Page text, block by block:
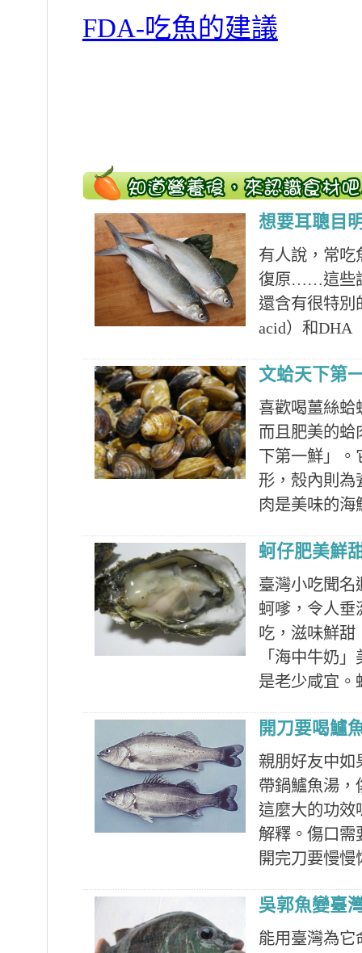
FDA-吃魚的建議
想要耳聰目
有人說，常吃
復原……這些
還含有很特別
acid）和DHA
文蛤天下第
喜歡喝薑絲蛤
而且肥美的蛤
下第一鮮」。
形，殼內則為
肉是美味的海
蚵仔肥美鮮
臺灣小吃聞名
蚵嗲，令人垂
吃，滋味鮮甜
「海中牛奶
是老少咸宜。
開刀要喝鱸
親朋好友中如
帶鍋鱸魚湯，
這麼大的功效
解釋。傷口需
開完刀要慢慢
吳郭魚變
能用臺灣為它